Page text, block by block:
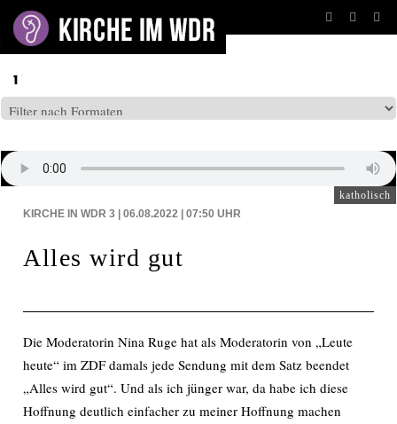
katholisch
KIRCHE IN WDR 3 | 06.08.2022 | 07:50 UHR
Alles wird gut
Die Moderatorin Nina Ruge hat als Moderatorin von „Leute
heute“ im ZDF damals jede Sendung mit dem Satz beendet
„Alles wird gut“. Und als ich jünger war, da habe ich diese
Hoffnung deutlich einfacher zu meiner Hoffnung machen